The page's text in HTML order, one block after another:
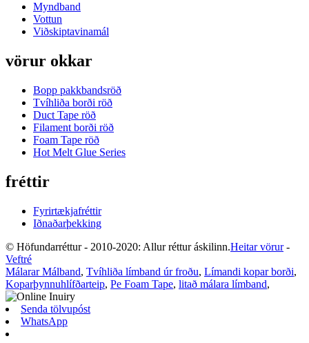
Myndband
Vottun
Viðskiptavinamál
vörur okkar
Bopp pakkbandsröð
Tvíhliða borði röð
Duct Tape röð
Filament borði röð
Foam Tape röð
Hot Melt Glue Series
fréttir
Fyrirtækjafréttir
Iðnaðarþekking
© Höfundarréttur - 2010-2020: Allur réttur áskilinn.Heitar vörur-
Veftré
Málarar Málband, Tvíhliða límband úr froðu, Límandi kopar borði,
Koparþynnuhlífðarteip, Pe Foam Tape, litað málara límband,
Senda tölvupóst
WhatsApp